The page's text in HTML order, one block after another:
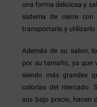
una forma deliciosa y
sistema de cierre
transportarlo y utilizarlo
Además de su sabor,
por su tamaño, ya que
siendo más grandes
calorías del mercado.
sus bajo precio, hacen